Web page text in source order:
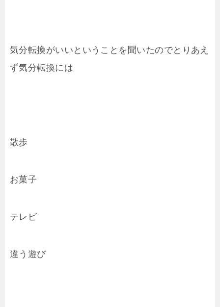
気分転換がいいということを聞いたのでとりあえ
ず気分転換には
散歩
お菓子
テレビ
違う遊び